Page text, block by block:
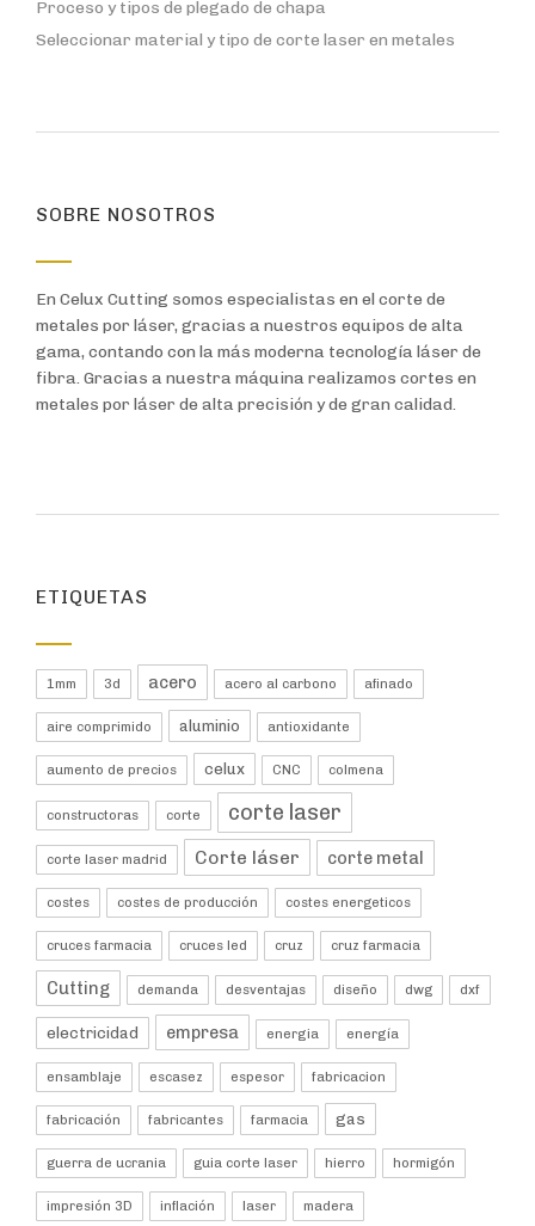
Proceso y tipos de plegado de chapa
Seleccionar material y tipo de corte laser en metales
SOBRE NOSOTROS
En Celux Cutting somos especialistas en el corte de
metales por láser, gracias a nuestros equipos de alta
gama, contando con la más moderna tecnología láser de
fibra. Gracias a nuestra máquina realizamos cortes en
metales por láser de alta precisión y de gran calidad.
ETIQUETAS
1mm 3d acero acero al carbono afinado
aire comprimido aluminio antioxidante
aumento de precios celux CNC colmena
constructoras corte corte laser
corte laser madrid Corte láser corte metal
costes costes de producción costes energeticos
cruces farmacia cruces led cruz cruz farmacia
Cutting demanda desventajas diseño dwg dxf
electricidad empresa energia energía
ensamblaje escasez espesor fabricacion
fabricación fabricantes farmacia gas
guerra de ucrania guia corte laser hierro hormigón
impresión 3D inflación laser madera